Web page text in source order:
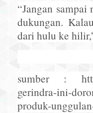
“Jangan
dukungan.
dari hulu ke
sumber :
gerindra-ini-
produk-